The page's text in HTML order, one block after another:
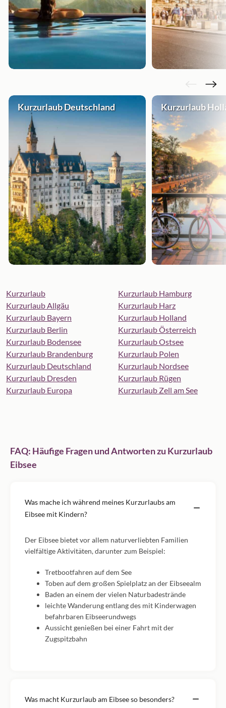
Kurzurlaub Deutschland Kurzurlaub
Kurzurlaub
Kurzurlaub Allgäu
Kurzurlaub Bayern
Kurzurlaub Berlin
Kurzurlaub Bodensee
Kurzurlaub Brandenburg
Kurzurlaub Deutschland
Kurzurlaub Dresden
Kurzurlaub Europa
Kurzurlaub Hamburg
Kurzurlaub Harz
Kurzurlaub Holland
Kurzurlaub Österreich
Kurzurlaub Ostsee
Kurzurlaub Polen
Kurzurlaub Nordsee
Kurzurlaub Rügen
Kurzurlaub Zell am See
FAQ: Häufige Fragen und Antworten zu Kurzurlaub
Eibsee
Was mache ich während meines Kurzurlaubs am
Eibsee mit Kindern?
Der Eibsee bietet vor allem naturverliebten Familien
vielfältige Aktivitäten, darunter zum Beispiel:
Tretbootfahren auf dem See
Toben auf dem großen Spielplatz an der Eibseealm
Baden an einem der vielen Naturbadestrände
leichte Wanderung entlang des mit Kinderwagen
befahrbaren Eibseerundwegs
Aussicht genießen bei einer Fahrt mit der
Zugspitzbahn
Was macht Kurzurlaub am Eibsee so besonders?